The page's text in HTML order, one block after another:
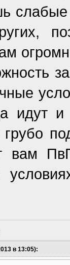
идут и
грубо
вам
в 13:05):